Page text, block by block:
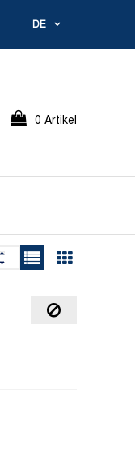
DE
0 Artikel